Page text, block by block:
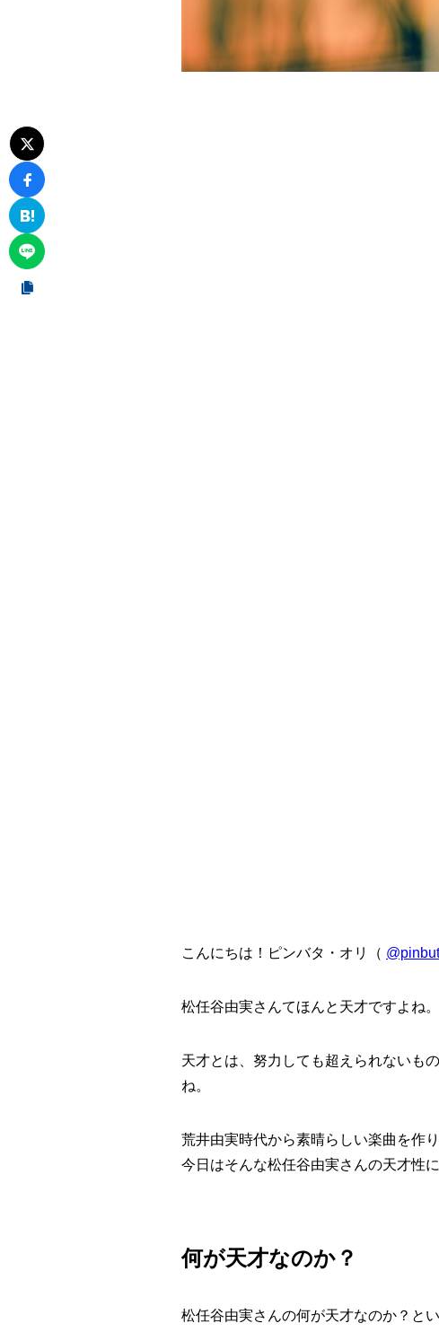
こんにちは！ピンバタ・オリ（
松任谷由実さんてほんと天才ですよね。
天才とは、努力しても超えられないも
ね。
荒井由実時代から素晴らしい楽曲を作
今日はそんな松任谷由実さんの天才性
何が天才なのか？
松任谷由実さんの何が天才なのか？とい